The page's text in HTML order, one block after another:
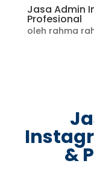
Jasa Admin
Profesional
oleh rahma
&